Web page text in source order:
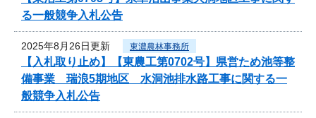
る一般競争入札公告
2025年8月26日更新 東濃農林事務所
【入札取り止め】【東農工第0702号】県営ため池等整
備事業 瑞浪5期地区 水洞池排水路工事に関する一
般競争入札公告